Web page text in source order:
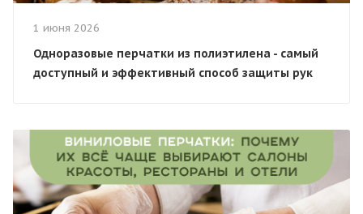
1 июня 2026
Одноразовые перчатки из полиэтилена - самый
доступный и эффективный способ защиты рук